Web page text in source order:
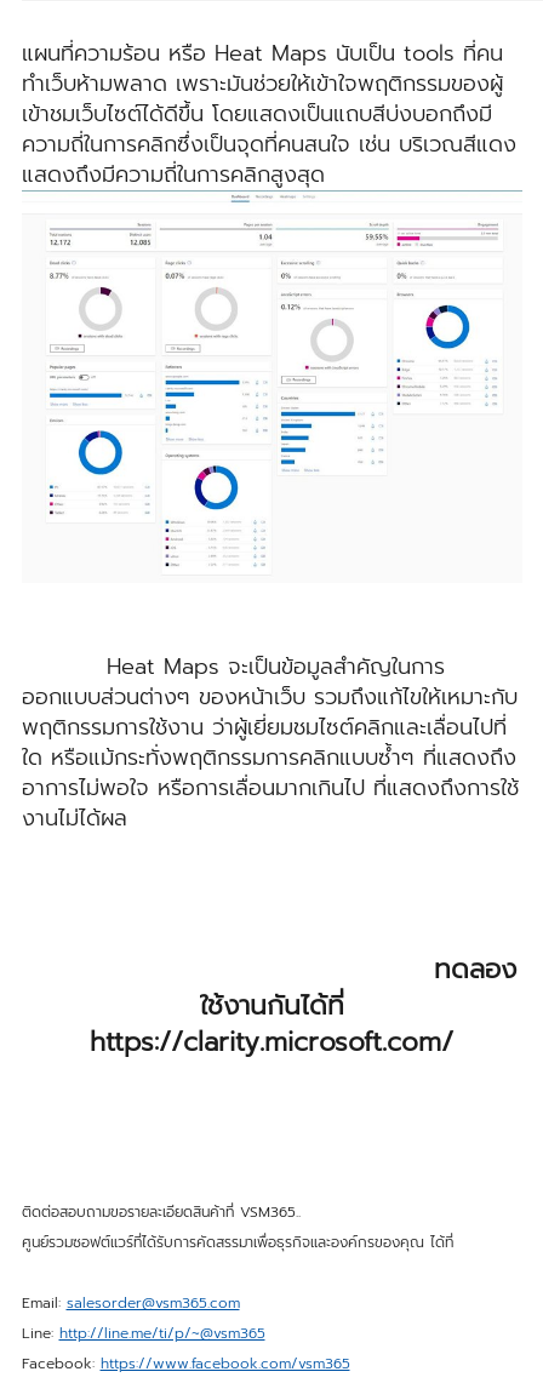
แผนที่ความร้อน หรือ Heat Maps นับเป็น tools ที่คน
ทำเว็บห้ามพลาด เพราะมันช่วยให้เข้าใจพฤติกรรมของผู้
เข้าชมเว็บไซต์ได้ดีขึ้น โดยแสดงเป็นแถบสีบ่งบอกถึงมี
ความถี่ในการคลิกซึ่งเป็นจุดที่คนสนใจ เช่น บริเวณสีแดง
แสดงถึงมีความถี่ในการคลิกสูงสุด
Heat Maps จะเป็นข้อมูลสำคัญในการ
ออกแบบส่วนต่างๆ ของหน้าเว็บ รวมถึงแก้ไขให้เหมาะกับ
พฤติกรรมการใช้งาน ว่าผู้เยี่ยมชมไซต์คลิกและเลื่อนไปที่
ใด หรือแม้กระทั่งพฤติกรรมการคลิกแบบซ้ำๆ ที่แสดงถึง
อาการไม่พอใจ หรือการเลื่อนมากเกินไป ที่แสดงถึงการใช้
งานไม่ได้ผล
ทดลอง
ใช้งานกันได้ที่
https://clarity.microsoft.com/
ติดต่อสอบถามขอรายละเอียดสินค้าที่ VSM365..
ศูนย์รวมซอฟต์แวร์ที่ได้รับการคัดสรรมาเพื่อธุรกิจและองค์กรของคุณ ได้ที่
Email: salesorder@vsm365.com
Line: http://line.me/ti/p/~@vsm365
Facebook: https://www.facebook.com/vsm365